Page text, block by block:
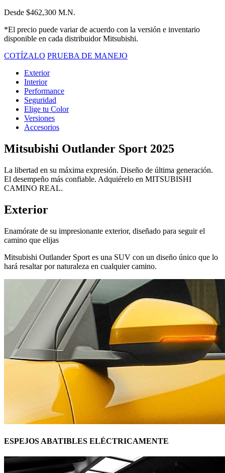
Desde $462,300 M.N.
*El precio puede variar de acuerdo con la versión e inventario
disponible en cada distribuidor Mitsubishi.
COTÍZALO PRUEBA DE MANEJO
Exterior
Interior
Performance
Seguridad
Elige tu Color
Versiones
Accesorios
Mitsubishi Outlander Sport 2025
La libertad en su máxima expresión. Diseño de última generación.
El desempeño más confiable. Adquiérelo en MITSUBISHI
CAMINO REAL.
Exterior
Enamórate de su impresionante exterior, diseñado para seguir el
camino que elijas
Mitsubishi Outlander Sport es una SUV con un diseño único que lo
hará resaltar por naturaleza en cualquier camino.
ESPEJOS ABATIBLES ELÉCTRICAMENTE